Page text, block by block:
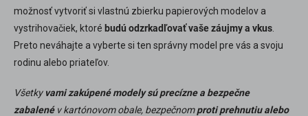
možnosť vytvoriť si vlastnú zbierku papierových modelov a
vystrihovačiek, ktoré budú odzrkadľovať vaše záujmy a vkus
Preto neváhajte a vyberte si ten správny model pre vás a svoju
rodinu alebo priateľov.
Všetky vami zakúpené modely sú precízne a bezpečne
zabalenév kartónovom obale, bezpečnomproti prehnutiu alebo